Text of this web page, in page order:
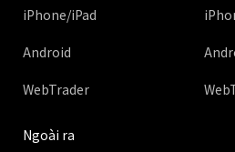
iPhone/iPad
Android
WebTrader
Ngoài ra